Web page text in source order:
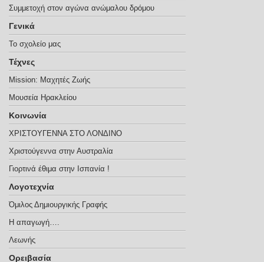
Συμμετοχή στον αγώνα ανώμαλου δρόμου
Γενικά
Το σχολείο μας
Τέχνες
Mission: Μαχητές Ζωής
Μουσεία Hρακλείου
Κοινωνία
ΧΡΙΣΤΟΥΓΕΝΝΑ ΣΤΟ ΛΟΝΔΙΝΟ
Χριστούγεννα στην Αυστραλία
Γιορτινά έθιμα στην Ισπανία !
Λογοτεχνία
Όμιλος Δημιουργικής Γραφής
Η απαγωγή….
Λεωνής
Ορειβασία